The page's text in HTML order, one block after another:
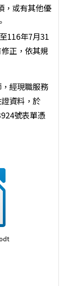
，或有其他優
116年7月31
正，依其規
經現職服務
資料，於
號表單憑